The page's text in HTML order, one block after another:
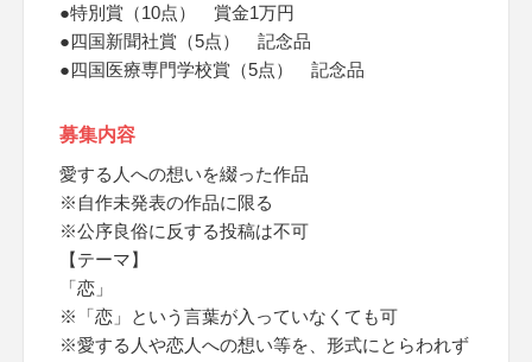
●特別賞（10点） 賞金1万円
●四国新聞社賞（5点） 記念品
●四国医療専門学校賞（5点） 記念品
募集内容
愛する人への想いを綴った作品
※自作未発表の作品に限る
※公序良俗に反する投稿は不可
【テーマ】
「恋」
※「恋」という言葉が入っていなくても可
※愛する人や恋人への想い等を、形式にとらわれず